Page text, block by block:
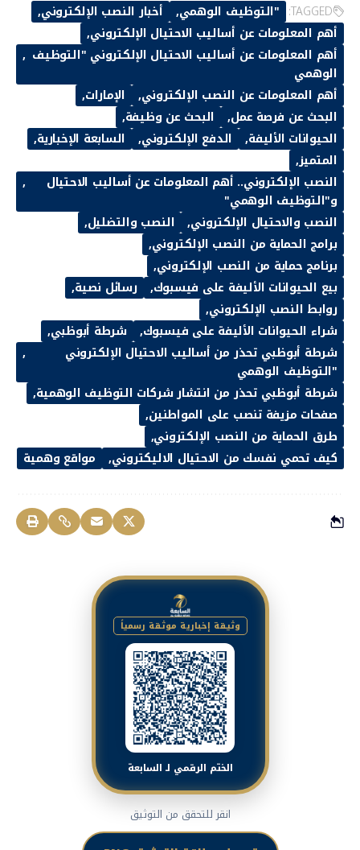
TAGGED: "التوظيف الوهمي
أخبار النصب الإلكتروني
أهم المعلومات عن أساليب الاحتيال الإلكتروني
أهم المعلومات عن أساليب الاحتيال الإلكتروني "التوظيف
الوهمي
أهم المعلومات عن النصب الإلكتروني
الإمارات
البحث عن فرصة عمل
البحث عن وظيفة
الحيوانات الأليفة
الدفع الإلكتروني
السابعة الإخبارية
المتميز
النصب الإلكتروني.. أهم المعلومات عن أساليب الاحتيال
و"التوظيف الوهمي"
النصب والاحتيال الإلكتروني
النصب والتضليل
برامج الحماية من النصب الإلكتروني
برنامج حماية من النصب الإلكتروني
بيع الحيوانات الأليفة على فيسبوك
رسائل نصية
روابط النصب الإلكتروني
شراء الحيوانات الأليفة على فيسبوك
شرطة أبوظبي
شرطة أبوظبي تحذر من أساليب الاحتيال الإلكتروني
"التوظيف الوهمي
شرطة أبوظبي تحذر من انتشار شركات التوظيف الوهمية
صفحات مزيفة تنصب على المواطنين
طرق الحماية من النصب الإلكتروني
كيف تحمي نفسك من الاحتيال الاليكتروني
مواقع وهمية
وثيقة إخبارية موثقة رسمياً
الختم الرقمي لـ السابعة
انقر للتحقق من التوثيق